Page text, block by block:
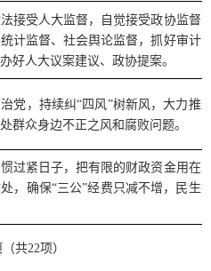
接受人大监督，自觉接受政协监督
计监督、社会舆论监督，抓好审计
好人大议案建议、政协提案。
党，持续纠“四风”树新风，大力推
群众身边不正之风和腐败问题。
过紧日子，把有限的财政资金用在
，确保“三公”经费 只减不增，民生
（共22项）